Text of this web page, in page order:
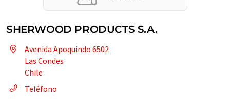
SHERWOOD PRODUCTS S.A.
Avenida Apoquindo 6502
Las Condes
Chile
Teléfono